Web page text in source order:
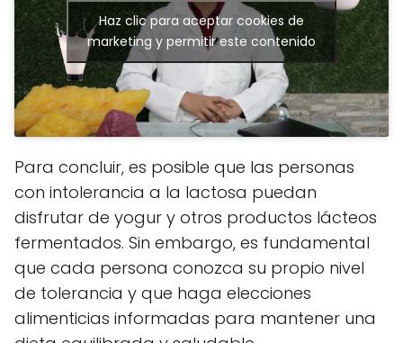
Haz clic para aceptar cookies de
marketing y permitir este contenido
Para concluir, es posible que las personas
con intolerancia a la lactosa puedan
disfrutar de yogur y otros productos lácteos
fermentados. Sin embargo, es fundamental
que cada persona conozca su propio nivel
de tolerancia y que haga elecciones
alimenticias informadas para mantener una